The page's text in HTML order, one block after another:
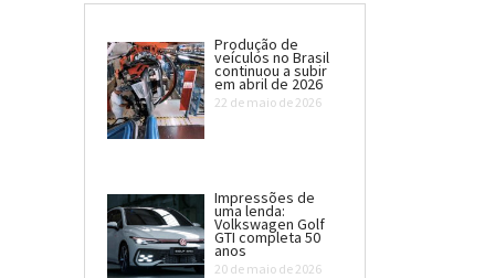
Produção de
veículos no Brasil
continuou a subir
em abril de 2026
22 de maio de 2026
Impressões de
uma lenda:
Volkswagen Golf
GTI completa 50
anos
20 de maio de 2026